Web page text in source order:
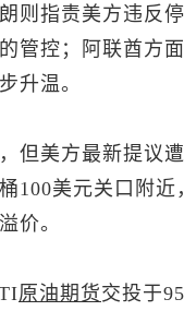
则指责美方违反
管控；阿联酋方
升温。
但美方最新提议
100美元关口附
价。
原油期货交投于